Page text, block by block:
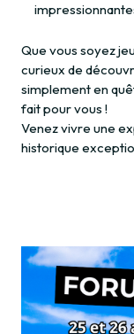
Que vous soyez
curieux de
simplement en
fait pour vous !
Venez vivre une
historique